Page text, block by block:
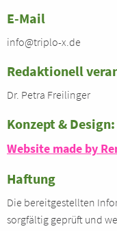
E-Mail
info@triplo-x.de
Redaktionell
Dr. Petra Freilinger
Konzept & Design:
Website made by
Haftung
Die bereitgestellten
sorgfältig geprüft und